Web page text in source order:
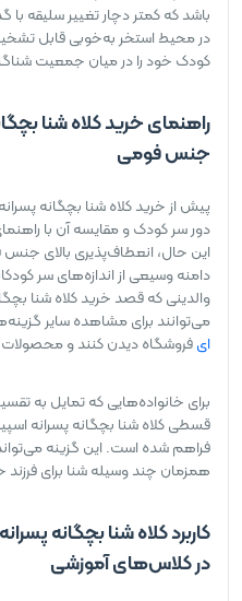
باشد که کمتر دچار تغییر سلیقه
در محیط استخر به‌خوبی قابل
کودک خود را در میان جمعیت
راهنمای خرید کلاه شنا
جنس فومی
پیش از خرید کلاه شنا بچگانه
دور سر کودک و مقایسه آن با
این حال، انعطاف‌پذیری بالای
دامنه وسیعی از اندازه‌های سر
والدینی که قصد خرید کلاه شنا
می‌توانند برای مشاهده سایر
ایفروشگاه دیدن کنند و محصولات
برای خانواده‌هایی که تمایل به
قسطی کلاه شنا بچگانه پسرانه
فراهم شده است. این گزینه
همزمان چند وسیله شنا برای فرزند
کاربرد کلاه شنا بچگانه
در کلاس‌های آموزشی